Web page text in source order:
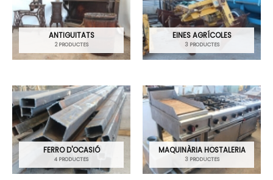
ANTIGUITATS
2 PRODUCTES
EINES AGRÍCOLES
3 PRODUCTES
FERRO D'OCASIÓ
4 PRODUCTES
MAQUINÀRIA HOSTALERIA
3 PRODUCTES